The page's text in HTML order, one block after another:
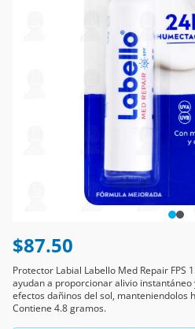
$87.50
Protector Labial Labello Med Repair FPS
ayudan a proporcionar alivio
efectos dañinos del sol, manteniendolos
Contiene 4.8 gramos.